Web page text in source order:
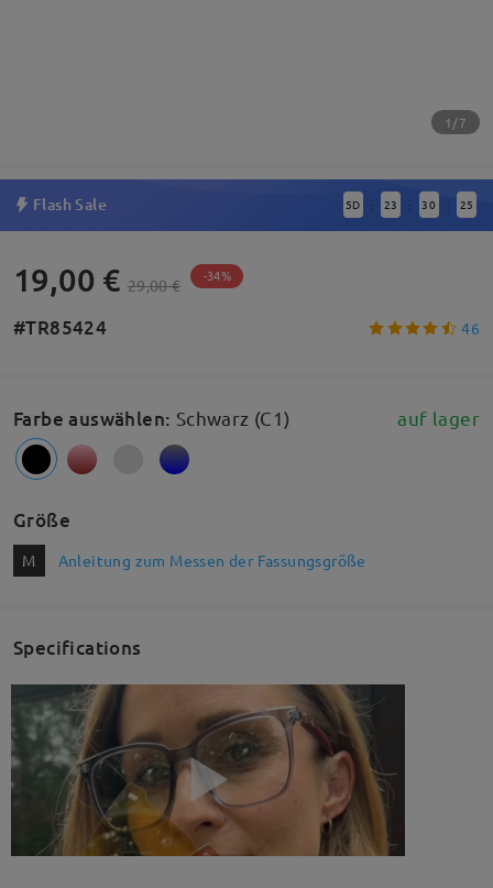
1/7
Flash Sale 5D : 23 : 30 : 24
19,00 € 29,00 € -34%
#TR85424 46
Farbe auswählen: Schwarz (C1) auf lager
Größe
M Anleitung zum Messen der Fassungsgröße
Specifications